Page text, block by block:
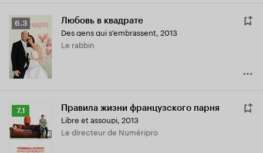
Рейтинг
Кинопоиска
6.3
6.3 Любовь в квадрате
Des gens qui s'embrassent, 2013
Le rabbin
Рейтинг
Кинопоиска
7.1
7.1 Правила жизни французского парня
Libre et assoupi, 2013
Le directeur de Numéripro